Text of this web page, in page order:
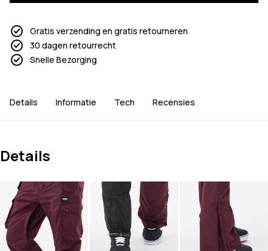
Gratis verzending en gratis retourneren
30 dagen retourrecht
Snelle Bezorging
Details Informatie Tech Recensies
Details